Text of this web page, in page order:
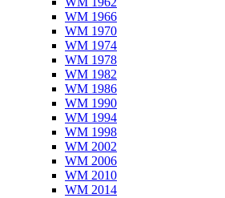
WM 1966
WM 1970
WM 1974
WM 1978
WM 1982
WM 1986
WM 1990
WM 1994
WM 1998
WM 2002
WM 2006
WM 2010
WM 2014